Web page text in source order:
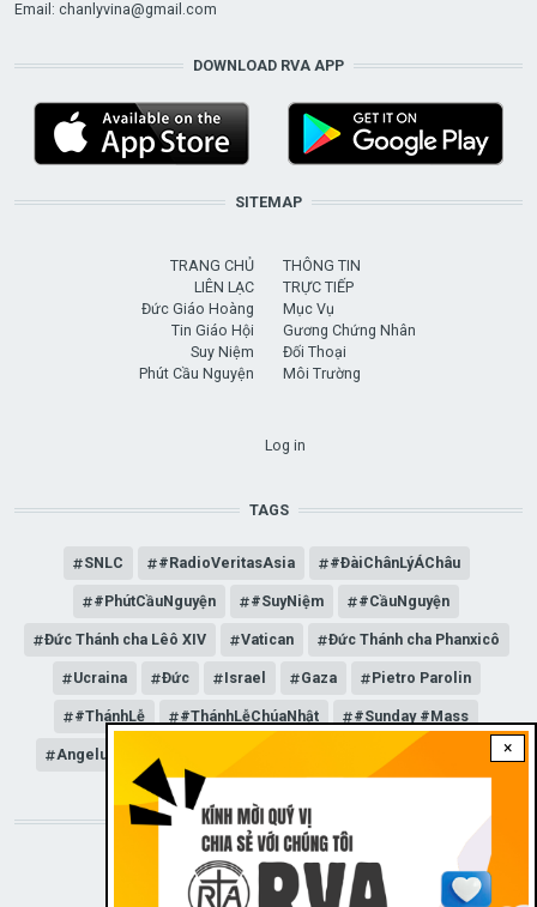
×
Email: chanlyvina@gmail.com
DOWNLOAD RVA APP
SITEMAP
TRANG CHỦ
LIÊN LẠC
Đức Giáo Hoàng
Tin Giáo Hội
Suy Niệm
Phút Cầu Nguyện
THÔNG TIN
TRỰC TIẾP
Mục Vụ
Gương Chứng Nhân
Đối Thoại
Môi Trường
Log in
TAGS
SNLC #RadioVeritasAsia #ĐàiChânLýÁChâu
#PhútCầuNguyện #SuyNiệm #CầuNguyện
Đức Thánh cha Lêô XIV Vatican Đức Thánh cha Phanxicô
Ucraina Đức Israel Gaza Pietro Parolin
#ThánhLễ #ThánhLễChúaNhật #Sunday #Mass
Angelus Đức Giáo hoàng Lêô XIV General Audience
STAY CONNECTED WITH US!